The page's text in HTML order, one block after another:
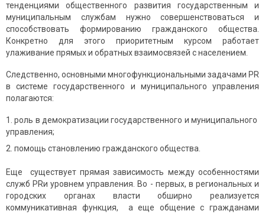
тенденциями общественного развития государственным и
муниципальным службам нужно совершенcтвоваться и
способcтвовать формированию гражданского общества.
Конкретно для этого приоритетным курсом работает
улаживание прямых и обратных взаимосвязей с населением.
Следственно, основными многофункциональными задачами PR
в системе государственного и муниципального управления
полагаются:
роль в демократизации государственного и муниципального
управления;
помощь становлению гражданского общества.
Еще существует прямая зависимость между особенностями
служб PRи уровнем управления. Во - первых, в региональных и
городских органах власти обширно реализуется
коммуникативная функция, а еще общение с гражданами